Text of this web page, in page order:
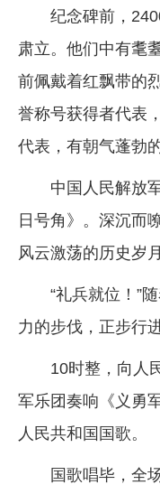
纪念碑前，
肃立。他们中有耄
前佩戴着红飘带的
誉称号获得者代表
代表，有朝气蓬勃
中国人民解放
日号角》。深沉而
风云激荡的历史岁月
“礼兵就位！”
力的步伐，正步行
10时整，向人
军乐团奏响《义勇
人民共和国国歌。
国歌唱毕，全